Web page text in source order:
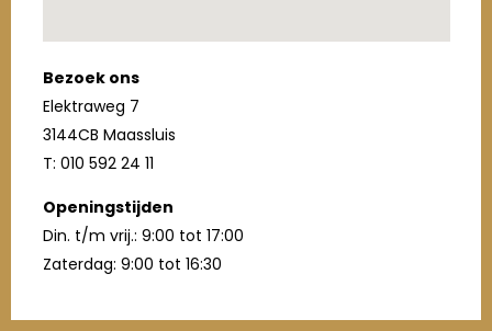
Bezoek ons
Elektraweg 7
3144CB Maassluis
T: 010 592 24 11
Openingstijden
Din. t/m vrij.: 9:00 tot 17:00
Zaterdag: 9:00 tot 16:30